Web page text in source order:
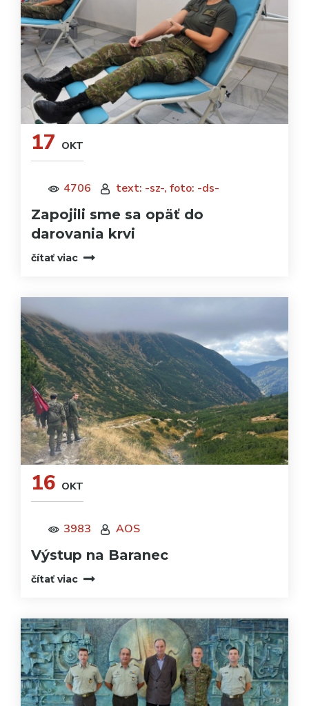
17 OKT
4706 text: -sz-, foto: -ds-
Zapojili sme sa opäť do
darovania krvi
čítať viac
16 OKT
3983 AOS
Výstup na Baranec
čítať viac